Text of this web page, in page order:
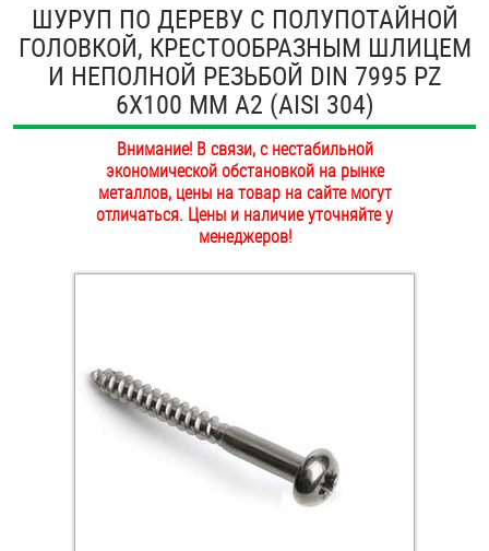
ПОКУПАТЕЛЯМ
ОПЛАТА И ДОСТАВКА
НАШИ МАГАЗИНЫ
Болты и винты
Втулки
Гайки
Дюбели
Дюймовый крепёж
Инструмент
Крюки, кольца с метрической резьбой
Крюки, кольца с шурупной резьбой
ШУРУП ПО ДЕРЕВУ С ПОЛУПОТАЙНОЙ
ГОЛОВКОЙ, КРЕСТООБРАЗНЫМ ШЛИЦЕМ
И НЕПОЛНОЙ РЕЗЬБОЙ DIN 7995 PZ
6Х100 ММ А2 (AISI 304)
Внимание! В связи, с нестабильной
экономической обстановкой на рынке
металлов, цены на товар на сайте могут
отличаться. Цены и наличие уточняйте у
менеджеров!